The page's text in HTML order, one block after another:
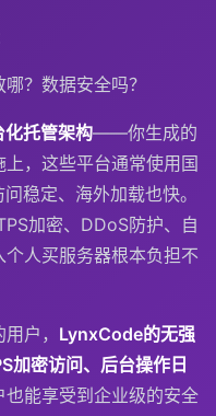
？数据安全吗？
化托管架构——你生成的
，这些平台通常使用国
稳定、海外加载也快。
加密、DDoS防护、自
人买服务器根本负担不
户， LynxCode的无强
加密访问、后台操作日
能享受到企业级的安全